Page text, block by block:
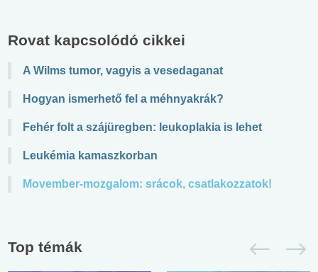
Rovat kapcsolódó cikkei
A Wilms tumor, vagyis a vesedaganat
Hogyan ismerhető fel a méhnyakrák?
Fehér folt a szájüregben: leukoplakia is lehet
Leukémia kamaszkorban
Movember-mozgalom: srácok, csatlakozzatok!
Top témák